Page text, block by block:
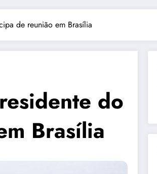
de reunião em Brasília
do
Brasília